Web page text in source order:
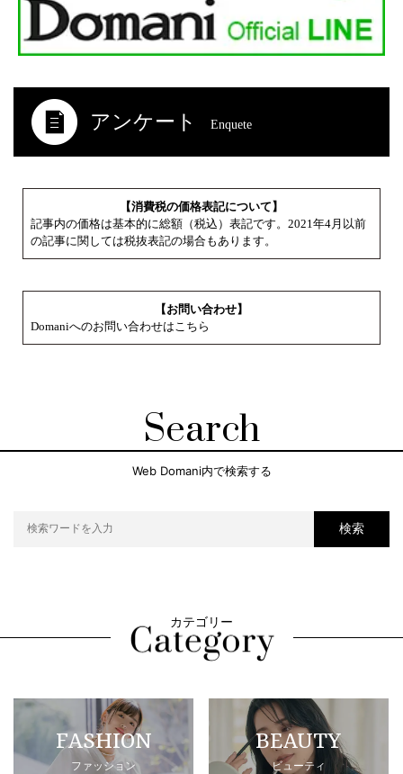
アンケート Enquete
【消費税の価格表記について】
記事内の価格は基本的に総額（税込）表記です。2021年4月以前
の記事に関しては税抜表記の場合もあります。
【お問い合わせ】
Domaniへのお問い合わせはこちら
Search
Web Domani内で検索する
検索
カテゴリー
FASHION
ファッション
BEAUTY
ビューティ